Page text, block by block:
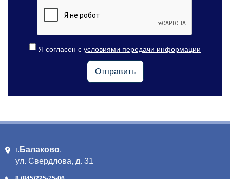
Я согласен с условиями передачи информации
г. Балаково,
ул. Свердлова, д. 31